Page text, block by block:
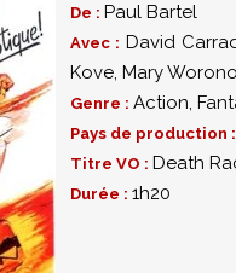
De : Paul Bartel
Avec : David
Kove, Mary
Genre : Action,
Pays de production :
Titre VO : Death
Durée : 1h20